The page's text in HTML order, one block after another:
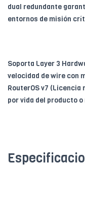
dual redundante
entornos de misión
Soporta Layer 3
velocidad de wire con
RouterOS v7
por vida del producto